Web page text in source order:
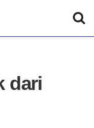
dari